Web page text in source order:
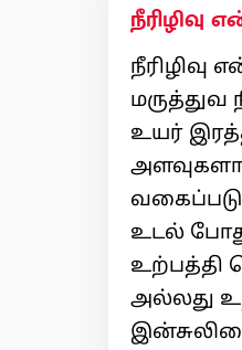
நீரிழிவு
நீரிழிவு
மருத்துவ
உயர்
உடல்
உற்பத்தி
அல்லது